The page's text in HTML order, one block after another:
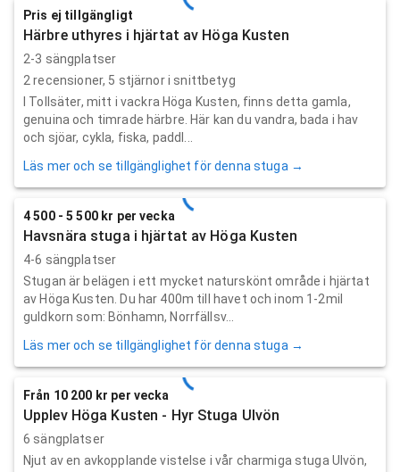
Pris ej tillgängligt
Härbre uthyres i hjärtat av Höga Kusten
2-3 sängplatser
2 recensioner, 5 stjärnor i snittbetyg
I Tollsäter, mitt i vackra Höga Kusten, finns detta gamla,
genuina och timrade härbre. Här kan du vandra, bada i hav
och sjöar, cykla, fiska, paddl...
Läs mer och se tillgänglighet för denna stuga →
4 500 - 5 500 kr per vecka
Havsnära stuga i hjärtat av Höga Kusten
4-6 sängplatser
Stugan är belägen i ett mycket naturskönt område i hjärtat
av Höga Kusten. Du har 400m till havet och inom 1-2mil
guldkorn som: Bönhamn, Norrfällsv...
Läs mer och se tillgänglighet för denna stuga →
Från 10 200 kr per vecka
Upplev Höga Kusten - Hyr Stuga Ulvön
6 sängplatser
Njut av en avkopplande vistelse i vår charmiga stuga Ulvön,